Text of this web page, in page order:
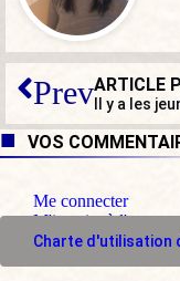
PrevARTICLE
Il y a les
VOS
Me connecter
M'inscrire à l'espace
Charte d'utilisation